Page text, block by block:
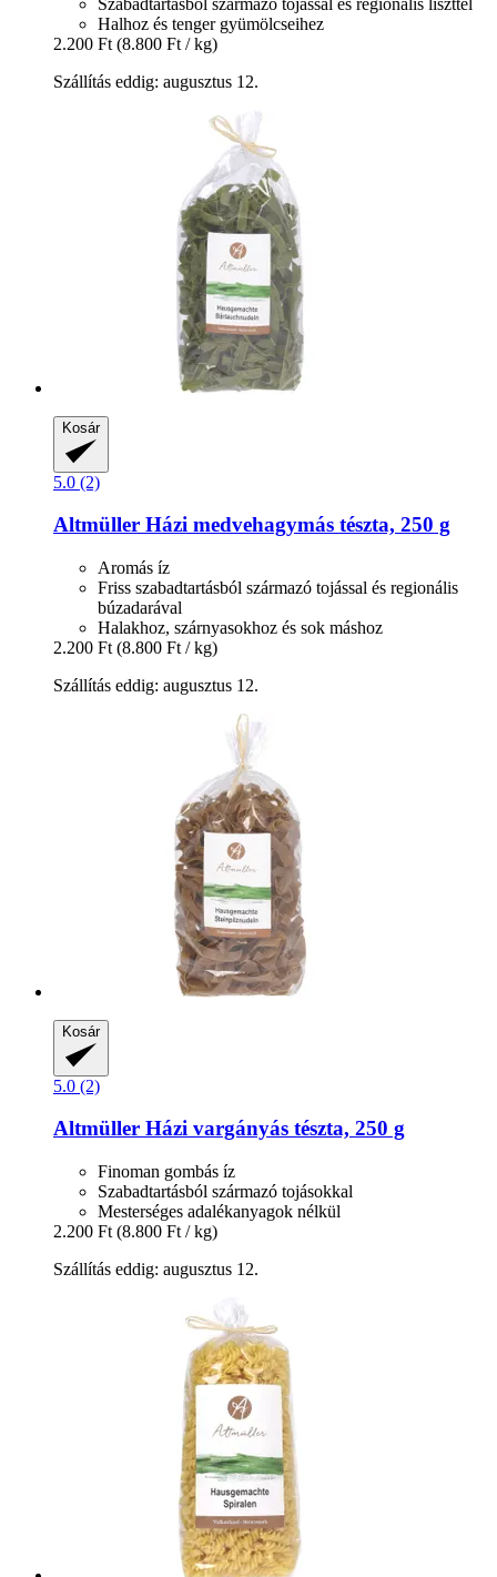
Szabadtartásból származó tojással és regionális liszttel
Halhoz és tenger gyümölcseihez
2.200 Ft (8.800 Ft / kg)
Szállítás eddig: augusztus 12.
Kosár
5.0 (2)
Altmüller Házi medvehagymás tészta, 250 g
Aromás íz
Friss szabadtartásból származó tojással és regionális
búzadarával
Halakhoz, szárnyasokhoz és sok máshoz
2.200 Ft (8.800 Ft / kg)
Szállítás eddig: augusztus 12.
Kosár
5.0 (2)
Altmüller Házi vargányás tészta, 250 g
Finoman gombás íz
Szabadtartásból származó tojásokkal
Mesterséges adalékanyagok nélkül
2.200 Ft (8.800 Ft / kg)
Szállítás eddig: augusztus 12.